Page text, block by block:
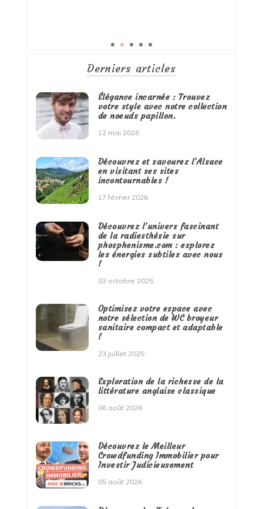
Derniers articles
Élégance incarnée : Trouvez
votre style avec notre collection
de noeuds papillon.
12 mai 2026
Découvrez et savourez l’Alsace
en visitant ses sites
incontournables !
17 février 2026
Découvrez l’univers fascinant
de la radiesthésie sur
phosphenisme.com : explorez
les énergies subtiles avec nous
!
03 octobre 2025
Optimisez votre espace avec
notre sélection de WC broyeur
sanitaire compact et adaptable
!
23 juillet 2025
Exploration de la richesse de la
littérature anglaise classique
06 août 2026
Découvrez le Meilleur
Crowdfunding Immobilier pour
Investir Judicieusement
05 août 2026